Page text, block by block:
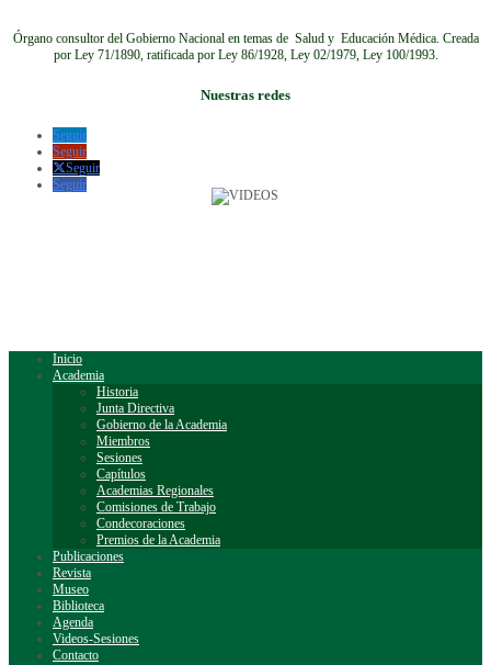
Órgano consultor del Gobierno Nacional en temas de Salud y Educación Médica. Creada
por Ley 71/1890, ratificada por Ley 86/1928, Ley 02/1979, Ley 100/1993.
Nuestras redes
Seguir
Seguir
Seguir
Seguir
Inicio
Academia
Historia
Junta Directiva
Gobierno de la Academia
Miembros
Sesiones
Capítulos
Academias Regionales
Comisiones de Trabajo
Condecoraciones
Premios de la Academia
Publicaciones
Revista
Museo
Biblioteca
Agenda
Videos-Sesiones
Contacto